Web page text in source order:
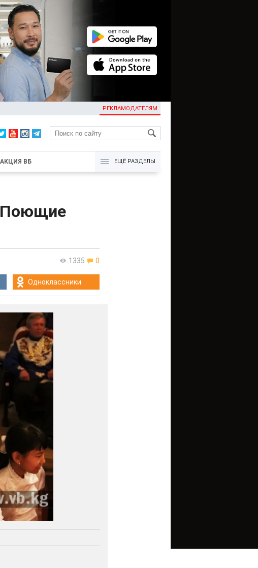
РЕКЛАМОДАТЕЛЯМ
KG
АКЦИЯ ВБ ЕЩЁ РАЗДЕЛЫ
1335 0
Одноклассники